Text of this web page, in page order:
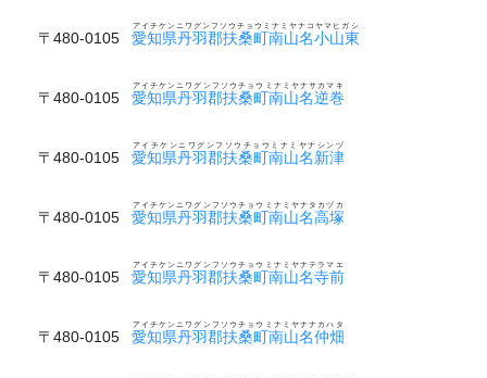
〒480-0105 愛知県丹羽郡扶桑町南山名小山東
アイチケンニワグンフソウチョウミナミヤナコヤマヒガシ
〒480-0105 愛知県丹羽郡扶桑町南山名逆巻
アイチケンニワグンフソウチョウミナミヤナサカマキ
〒480-0105 愛知県丹羽郡扶桑町南山名新津
アイチケンニワグンフソウチョウミナミヤナシンヅ
〒480-0105 愛知県丹羽郡扶桑町南山名高塚
アイチケンニワグンフソウチョウミナミヤナタカヅカ
〒480-0105 愛知県丹羽郡扶桑町南山名寺前
アイチケンニワグンフソウチョウミナミヤナテラマエ
〒480-0105 愛知県丹羽郡扶桑町南山名仲畑
アイチケンニワグンフソウチョウミナミヤナナカハタ